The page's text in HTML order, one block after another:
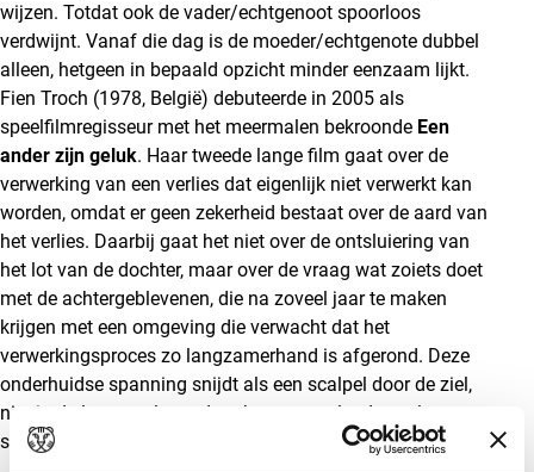
wijzen. Totdat ook de vader/echtgenoot spoorloos
verdwijnt. Vanaf die dag is de moeder/echtgenote dubbel
alleen, hetgeen in bepaald opzicht minder eenzaam lijkt.
Fien Troch (1978, België) debuteerde in 2005 als
speelfilmregisseur met het meermalen bekroonde Een
ander zijn geluk. Haar tweede lange film gaat over de
verwerking van een verlies dat eigenlijk niet verwerkt kan
worden, omdat er geen zekerheid bestaat over de aard van
het verlies. Daarbij gaat het niet over de ontsluiering van
het lot van de dochter, maar over de vraag wat zoiets doet
met de achtergeblevenen, die na zoveel jaar te maken
krijgen met een omgeving die verwacht dat het
verwerkingsproces zo langzamerhand is afgerond. Deze
onderhuidse spanning snijdt als een scalpel door de ziel,
niet in de laatste plaats door het oogstrelende spel met
scherptediepte van cameraman Frank Van den Eeden. (
GT)